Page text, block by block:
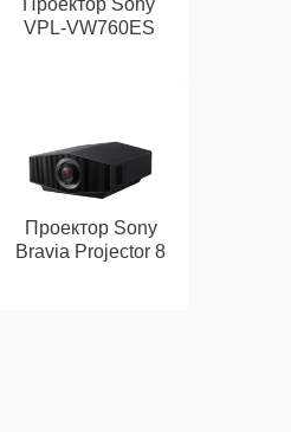
Проектор Sony
VPL‑VW760ES
Проектор Sony
Bravia Projector 8